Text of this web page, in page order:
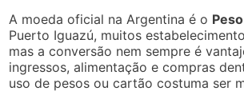
A moeda oficial na Argentina é o
Puerto Iguazú, muitos
mas a conversão nem sempre é
ingressos, alimentação e compras
uso de pesos ou cartão costuma ser